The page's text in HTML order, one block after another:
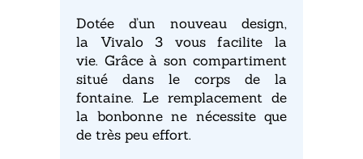
Dotée d’un nouveau design,
la Vivalo 3 vous facilite la
vie. Grâce à son compartiment
situé dans le corps de la
fontaine. Le remplacement de
la bonbonne ne nécessite que
de très peu effort.